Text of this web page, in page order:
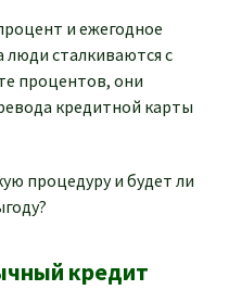
и ежегодное
люди сталкиваются с
процентов, они
кредитной карты
процедуру и будет ли
кредит